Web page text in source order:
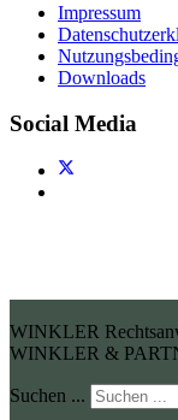
Impressum
Downloads
Social Media
WINKLER
WINKLER &
Suchen ...